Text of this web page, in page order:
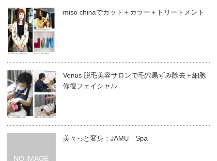
miso chinaでカット＋カラー＋トリートメント
Venus 脱毛美容サロンで毛穴黒ずみ除去＋細胞
修復フェイシャル…
美々っと変身：JAMU Spa